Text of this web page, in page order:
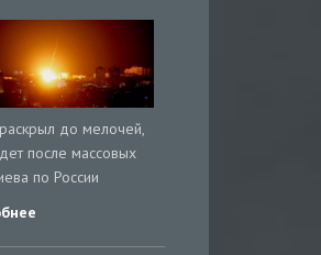
до мелочей,
после массовых
по России